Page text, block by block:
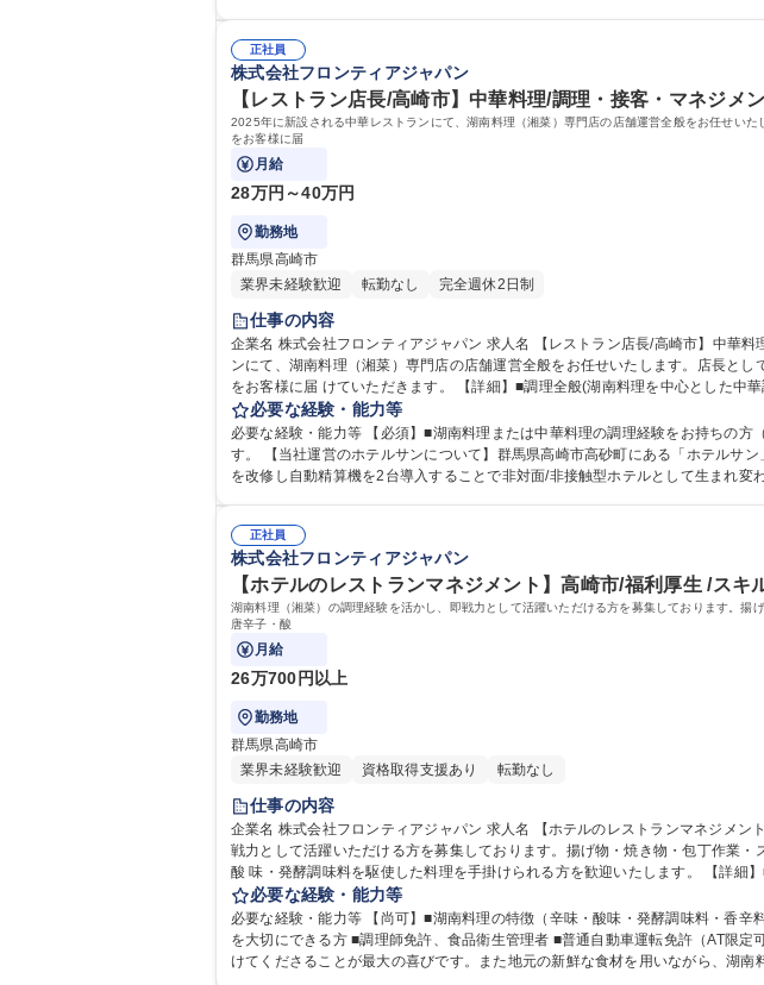
正社員
株式会社フロンティアジャパン
【レストラン店長/高崎市】中華料理/調理・接客・マネジメ
2025年に新設される中華レストランにて、湖南料理（湘菜）専門店の店舗運営全般をお任せい
をお客様に届
月給
28万円～40万円
勤務地
群馬県高崎市
業界未経験歓迎
転勤なし 完全週休2日制
仕事の内容
企業名 株式会社フロンティアジャパン 求人名 【レストラン店長/高崎市】中華料理/調理・接客・マネジメント業務/週休二日制 仕事の内容 2025年に新設される中華レストラ
ンにて、湖南料理（湘菜）専門店の店舗運営全般をお任せいたします。店長と
をお客様に届 けていただきます。 【詳細】■調理全般(湖南料理を中心とした中華調理) ■唐辛子や発酵調味料を用いた辛味・酸味・香り豊かな本格湖南料理の提供 ■ホールで
の接客対応 ■お客様に湖南料理の魅力を伝えながら丁寧な接客 ■アルバイトスタ
な調達・管理 ■売上管理、サービス品質の向上 募
必要な経験・能力等
必要な経験・能力等 【必須】■湖南料理または中華料理の調理経験をお持ちの
す。 【当社運営のホテルサンについて】群馬県高崎市高砂町にある「ホテルサン」はWithコロナ時代のホテルとして2022年3月にリニューアルオープンしました。フロント
を改修し自動精算機を2台導入することで非対面/非接触型ホテルとして生まれ
正社員
株式会社フロンティアジャパン
【ホテルのレストランマネジメント】高崎市/福利厚生 /スキ
湖南料理（湘菜）の調理経験を活かし、即戦力として活躍いただける方を募集しております。
唐辛子・酸
月給
26万700円以上
勤務地
群馬県高崎市
業界未経験歓迎
資格取得支援あり 転勤なし
仕事の内容
企業名 株式会社フロンティアジャパン 求人名 【ホテルのレストランマネジメント】高崎市/福利厚生◎/スキルアップ◎ 仕事の内容 湖南料理（湘菜）の調理経験を活かし、即
戦力として活躍いただける方を募集しております。揚げ物・焼き物・包丁作業
酸 味・発酵調味料を駆使した料理を手掛けられる方を歓迎いたします。 【詳細】■フライヤーを用いた湖南料理の揚げ物調理（例：辣子鶏など） ■ガスコンロを用いた炒め
物・焼き物（強火を活かした香り高い調理） ■スチームコンベクションオーブ
必要な経験・能力等
必要な経験・能力等 【尚可】■湖南料理の特徴（辛味・酸味・発酵調味料・香
を大切にできる方 ■調理師免許、食品衛生管理者 ■普通自動車運転免許（AT限定可） 【魅力】お客様が本場の湖南料理の力強い味わいに感動し直接「美味しい！」と声をか
けてくださることが最大の喜びです。また地元の新鮮な食材を用いながら、湖